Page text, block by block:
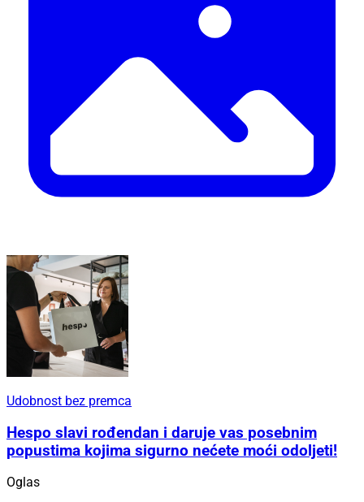
Udobnost bez premca
Hespo slavi rođendan i daruje vas posebnim
popustima kojima sigurno nećete moći odoljeti!
Oglas